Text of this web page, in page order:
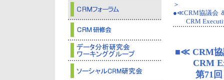
＞
●≪CRM協議会
CRM
■≪ CRM協
CRM
第71回